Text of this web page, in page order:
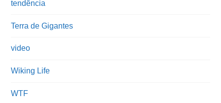
tendência
Terra de Gigantes
video
Wiking Life
WTF